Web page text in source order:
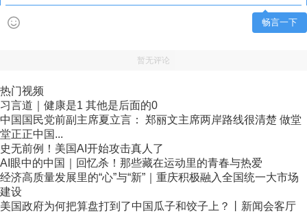
畅言一下
暂无评论
热门视频
习言道｜健康是1 其他是后面的0
中国国民党前副主席夏立言： 郑丽文主席两岸路线很清楚 做堂
堂正正中国...
史无前例！美国AI开始攻击真人了
AI眼中的中国｜回忆杀！那些藏在运动里的青春与热爱
经济高质量发展里的“心”与“新”｜重庆积极融入全国统一大市场
建设
美国政府为何把算盘打到了中国瓜子和饺子上？丨新闻会客厅